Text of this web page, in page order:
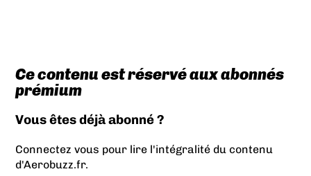
Ce contenu est réservé aux abonnés
prémium
Vous êtes déjà abonné ?
Connectez vous pour lire l'intégralité du contenu
d'Aerobuzz.fr.